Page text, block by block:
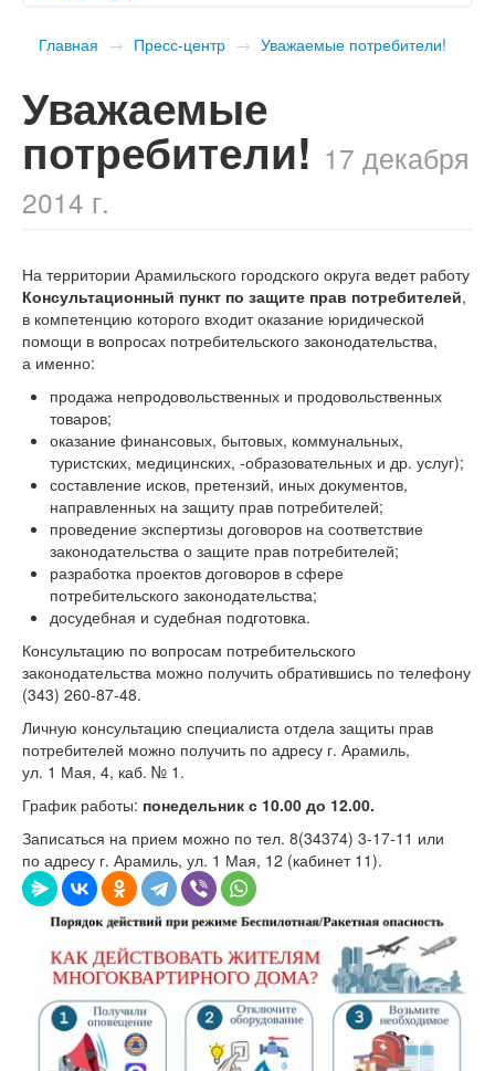
Главная → Пресс-центр → Уважаемые потребители!
Уважаемые
потребители! 17 декабря
2014 г.
На территории Арамильского городского округа ведет работу
Консультационный пункт по защите прав потребителей,
в компетенцию которого входит оказание юридической
помощи в вопросах потребительского законодательства,
а именно:
продажа непродовольственных и продовольственных
товаров;
оказание финансовых, бытовых, коммунальных,
туристских, медицинских, -образовательных и др. услуг);
составление исков, претензий, иных документов,
направленных на защиту прав потребителей;
проведение экспертизы договоров на соответствие
законодательства о защите прав потребителей;
разработка проектов договоров в сфере
потребительского законодательства;
досудебная и судебная подготовка.
Консультацию по вопросам потребительского
законодательства можно получить обратившись по телефону
(343) 260-87-48.
Личную консультацию специалиста отдела защиты прав
потребителей можно получить по адресу г. Арамиль,
ул. 1 Мая, 4, каб. № 1.
График работы: понедельник с 10.00 до 12.00.
Записаться на прием можно по тел. 8(34374) 3-17-11 или
по адресу г. Арамиль, ул. 1 Мая, 12 (кабинет 11).